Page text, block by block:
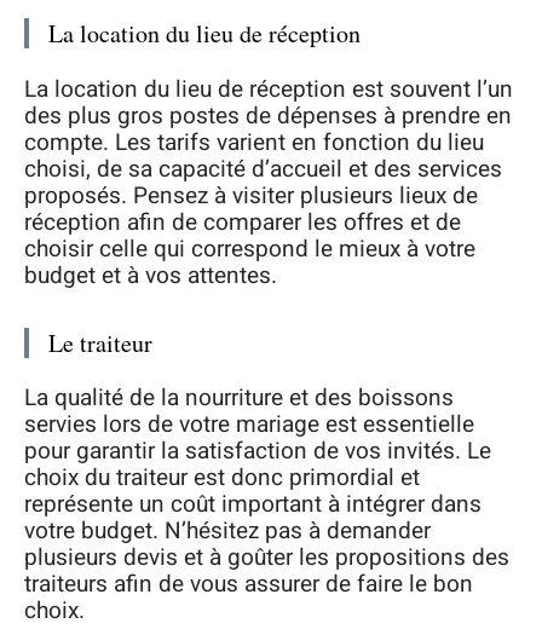
La location du lieu de réception
La location du lieu de réception est souvent l’un
des plus gros postes de dépenses à prendre en
compte. Les tarifs varient en fonction du lieu
choisi, de sa capacité d’accueil et des services
proposés. Pensez à visiter plusieurs lieux de
réception afin de comparer les offres et de
choisir celle qui correspond le mieux à votre
budget et à vos attentes.
Le traiteur
La qualité de la nourriture et des boissons
servies lors de votre mariage est essentielle
pour garantir la satisfaction de vos invités. Le
choix du traiteur est donc primordial et
représente un coût important à intégrer dans
votre budget. N’hésitez pas à demander
plusieurs devis et à goûter les propositions des
traiteurs afin de vous assurer de faire le bon
choix.